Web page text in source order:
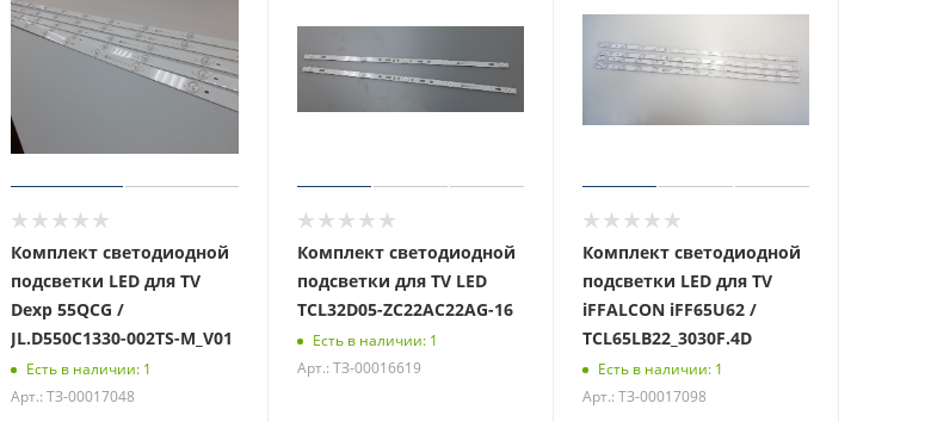
Комплект светодиодной
подсветки LED для TV
Dexp 55QCG /
JL.D550C1330-002TS-M_V01
Есть в наличии: 1
Арт.: ТЗ-00017048
Комплект светодиодной
подсветки для TV LED
TCL32D05-ZC22AC22AG-16
Есть в наличии: 1
Арт.: ТЗ-00016619
Комплект светодиодной
подсветки LED для TV
iFFALCON iFF65U62 /
TCL65LB22_3030F.4D
Есть в наличии: 1
Арт.: ТЗ-00017098